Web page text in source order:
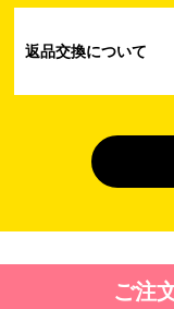
（開示対象個人情
４. 個人情報を第三
第三者に提供する目
動履歴、IP、ブラウ
返品交換について
ご注